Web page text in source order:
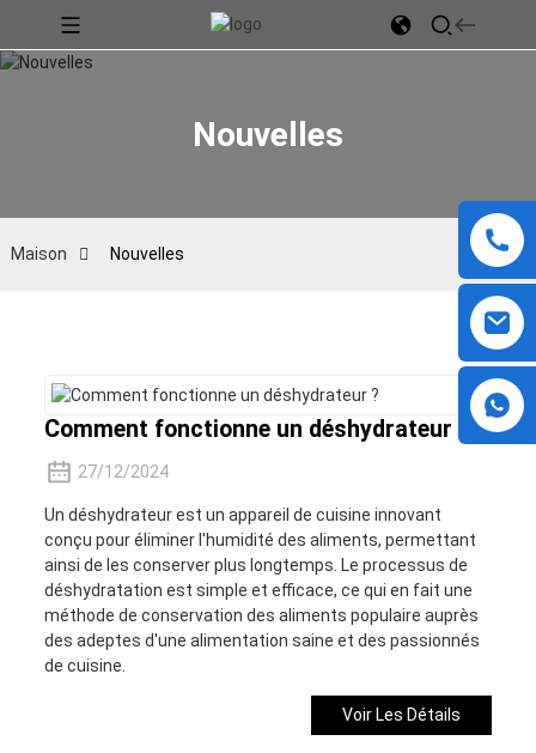
Nouvelles
Maison Nouvelles
Comment fonctionne un déshydrateur ?
27/12/2024
Un déshydrateur est un appareil de cuisine innovant
conçu pour éliminer l'humidité des aliments, permettant
ainsi de les conserver plus longtemps. Le processus de
déshydratation est simple et efficace, ce qui en fait une
méthode de conservation des aliments populaire auprès
des adeptes d'une alimentation saine et des passionnés
de cuisine.
Voir Les Détails